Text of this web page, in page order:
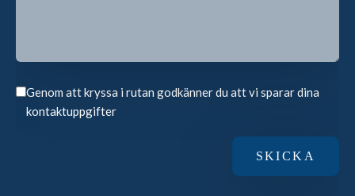
Genom att kryssa i rutan godkänner du att vi sparar dina
kontaktuppgifter